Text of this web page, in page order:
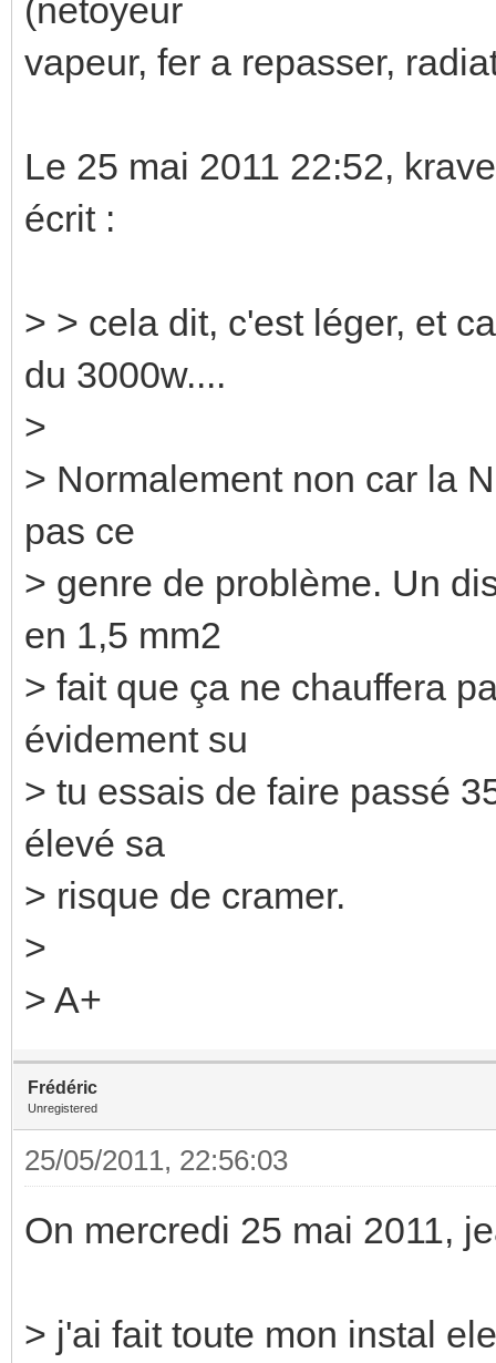
(netoyeur
vapeur, fer a repasser,
Le 25 mai 2011 22:52,
écrit :
> > cela dit, c'est léger, et
du 3000w....
>
> Normalement non car la
pas ce
> genre de problème. Un
en 1,5 mm2
> fait que ça ne chauffera
évidement su
> tu essais de faire passé
élevé sa
> risque de cramer.
>
> A+
Frédéric
Unregistered
25/05/2011, 22:56:03
On mercredi 25 mai 2011,
> j'ai fait toute mon instal